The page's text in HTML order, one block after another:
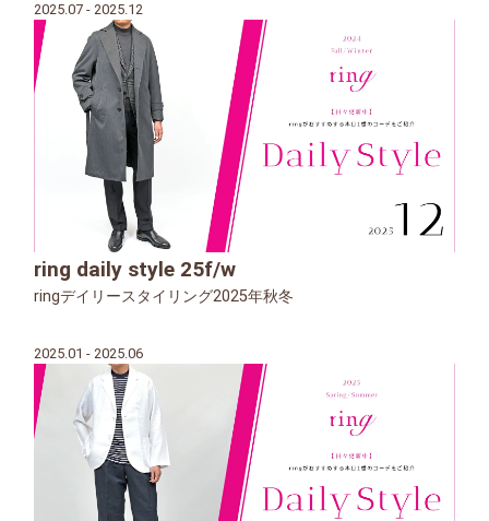
2025.07 - 2025.12
ring daily style 25f/w
ringデイリースタイリング2025年秋冬
2025.01 - 2025.06